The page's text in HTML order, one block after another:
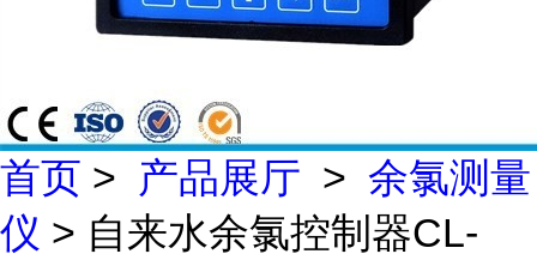
首页 > 产品展厅 > 余氯测量
仪 > 自来水余氯控制器CL-